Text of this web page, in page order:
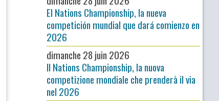
El Nations Championship, la nueva
competición mundial que dará comienzo en
2026
dimanche 28 juin 2026
Il Nations Championship, la nuova
competizione mondiale che prenderà il via
nel 2026